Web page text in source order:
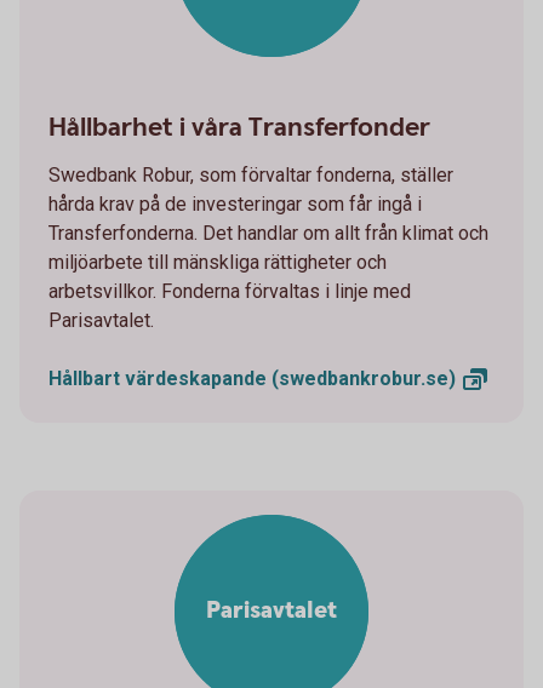
Hållbarhet i våra Transferfonder
Swedbank Robur, som förvaltar fonderna, ställer
hårda krav på de investeringar som får ingå i
Transferfonderna. Det handlar om allt från klimat och
miljöarbete till mänskliga rättigheter och
arbetsvillkor. Fonderna förvaltas i linje med
Parisavtalet.
Hållbart värdeskapande (swedbankrobur.se)
Parisavtalet